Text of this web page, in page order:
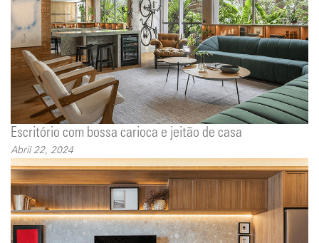
Escritório com bossa carioca e jeitão de casa
Abril 22, 2024